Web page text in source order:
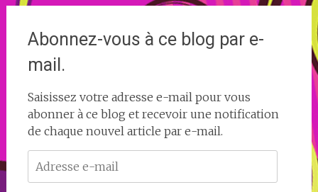
Abonnez-vous à ce blog par e-
mail.
Saisissez votre adresse e-mail pour vous
abonner à ce blog et recevoir une notification
de chaque nouvel article par e-mail.
Adresse
e-